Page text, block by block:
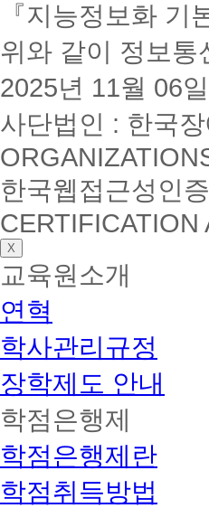
『지능정보화
위와 같이 정보
2025년 11월 06일
사단법인 : 한국
한국웹접근성인
CERTIFICATION
X
교육원소개
연혁
학사관리규정
장학제도 안내
학점은행제
학점은행제란
학점취득방법